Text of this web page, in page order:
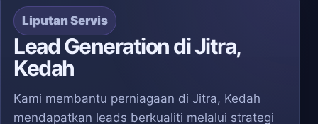
Liputan Servis
Lead Generation di Jitra,
Kedah
Kami membantu perniagaan di Jitra, Kedah
mendapatkan leads berkualiti melalui strategi